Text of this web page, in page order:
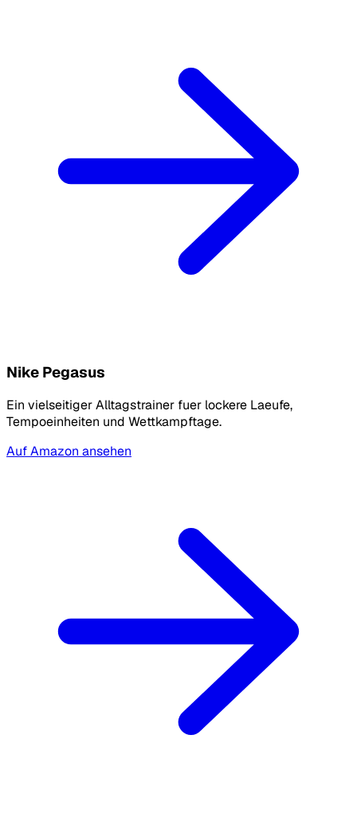
Nike Pegasus
Ein vielseitiger Alltagstrainer fuer lockere Laeufe,
Tempoeinheiten und Wettkampftage.
Auf Amazon ansehen